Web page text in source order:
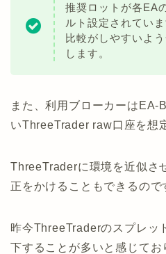
推奨ロットが各EA
ルト設定されていま
比較がしやすいよ
します。
また、利用ブローカーはEA-
いThreeTrader raw口座を想
ThreeTraderに環境を近似さ
正をかけることもできるので
昨今ThreeTraderのスプレッ
下することが多いと感じてお